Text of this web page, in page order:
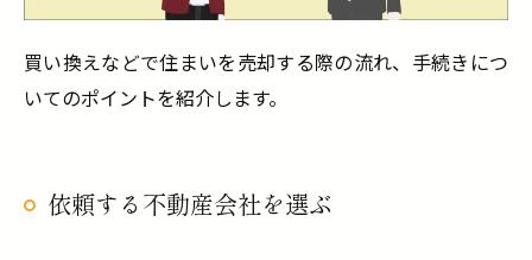
買い換えなどで住まいを売却する際の流れ、手続きにつ
いてのポイントを紹介します。
依頼する不動産会社を選ぶ